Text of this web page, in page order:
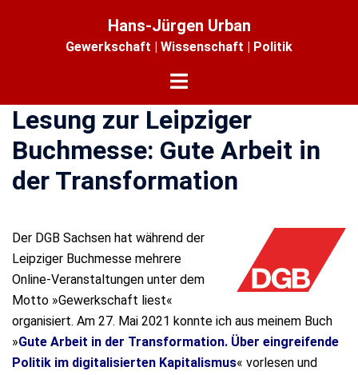
Hans-Jürgen Urban
Gewerkschaft | Wissenschaft | Politik
Menü
Lesung zur Leipziger
Buchmesse: Gute Arbeit in
der Transformation
Der DGB Sachsen hat während der
Leipziger Buchmesse mehrere
Online-Veranstaltungen unter dem
Motto »Gewerkschaft liest«
organisiert. Am 27. Mai 2021 konnte ich aus meinem Buch
»Gute Arbeit in der Transformation. Über eingreifende
Politik im digitalisierten Kapitalismus« vorlesen und